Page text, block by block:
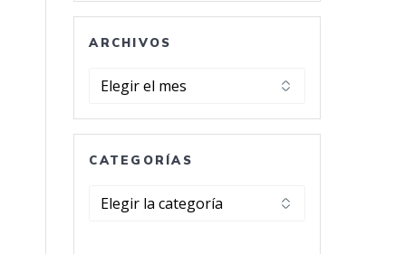
ARCHIVOS
Archivos
CATEGORÍAS
Categorías